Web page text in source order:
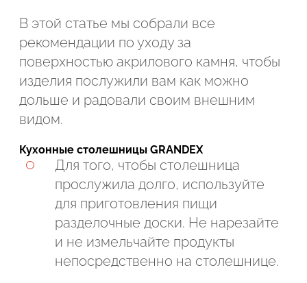
В этой статье мы собрали все
рекомендации по уходу за
поверхностью акрилового камня, чтобы
изделия послужили вам как можно
дольше и радовали своим внешним
видом.
Кухонные столешницы GRANDEX
Для того, чтобы столешница
прослужила долго, используйте
для приготовления пищи
разделочные доски. Не нарезайте
и не измельчайте продукты
непосредственно на столешнице.
Подтвердите, что вы не робот
ОТПРАВИТЬ ЗАЯВКУ
Подтвердите, что вы не робот
Подтвердите, что вы не робот